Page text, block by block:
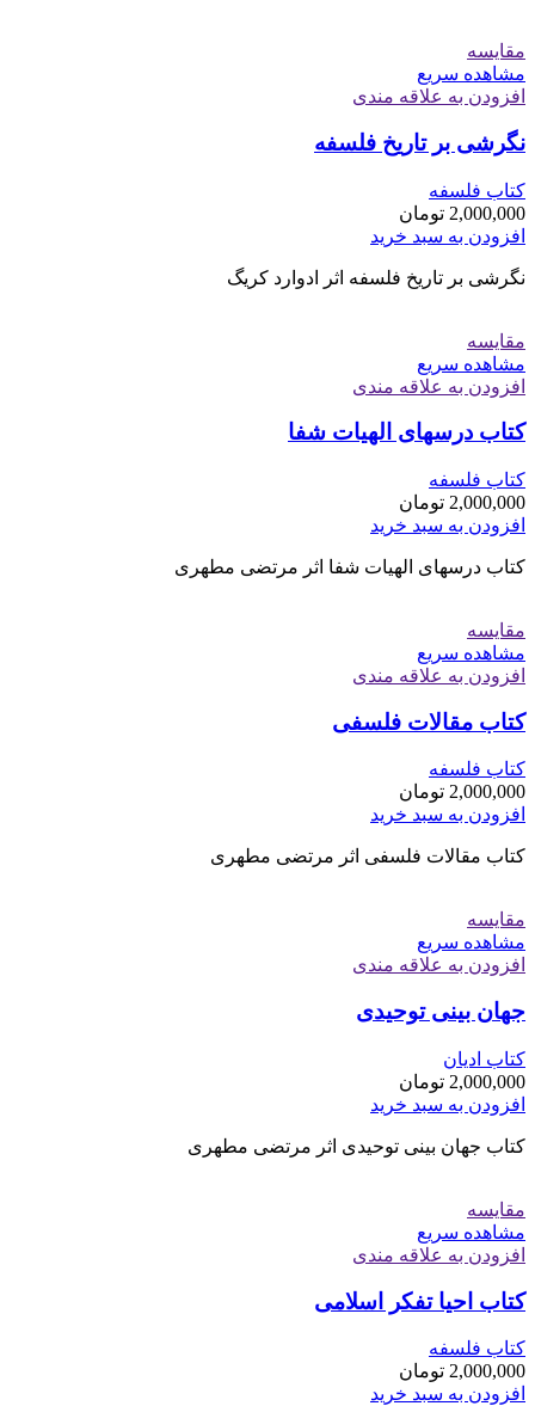
مقایسه
مشاهده سریع
افزودن به علاقه مندی
نگرشی بر تاریخ فلسفه
کتاب فلسفه
2,000,000 تومان
افزودن به سبد خرید
نگرشی بر تاریخ فلسفه اثر ادوارد کریگ
مقایسه
مشاهده سریع
افزودن به علاقه مندی
کتاب درسهای الهیات شفا
کتاب فلسفه
2,000,000 تومان
افزودن به سبد خرید
کتاب درسهای الهیات شفا اثر مرتضی مطهری
مقایسه
مشاهده سریع
افزودن به علاقه مندی
کتاب مقالات فلسفی
کتاب فلسفه
2,000,000 تومان
افزودن به سبد خرید
کتاب مقالات فلسفی اثر مرتضی مطهری
مقایسه
مشاهده سریع
افزودن به علاقه مندی
جهان بینی توحیدی
کتاب ادیان
2,000,000 تومان
افزودن به سبد خرید
کتاب جهان بینی توحیدی اثر مرتضی مطهری
مقایسه
مشاهده سریع
افزودن به علاقه مندی
کتاب احیا تفکر اسلامی
کتاب فلسفه
2,000,000 تومان
افزودن به سبد خرید